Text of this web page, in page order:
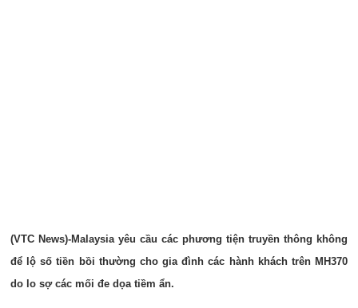
(VTC News)-Malaysia yêu cầu các phương tiện truyền thông không
để lộ số tiền bồi thường cho gia đình các hành khách trên MH370
do lo sợ các mối đe dọa tiềm ẩn.